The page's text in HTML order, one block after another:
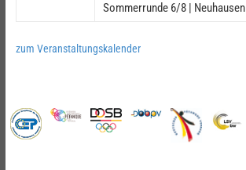
Sommerrunde 6/8 | Neuhausen
zum Veranstaltungskalender